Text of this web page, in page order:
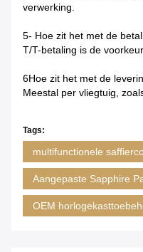
verwerking.
5- Hoe zit het met de
T/T-betaling is de voorkeur.
6Hoe zit het met de
Meestal per vliegtuig,
Tags:
multifunctionele
Aangepaste Sapphire
OEM